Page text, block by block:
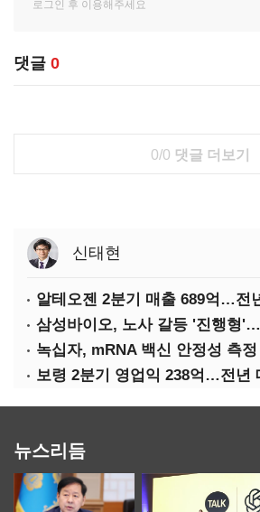
댓글 0
0/0 댓글 더보기
신태현
알테오젠 2분기 매출 689억…전
삼성바이오, 노사 갈등 '진행형
녹십자, mRNA 백신 안정성 측
보령 2분기 영업익 238억…전년
뉴스리듬